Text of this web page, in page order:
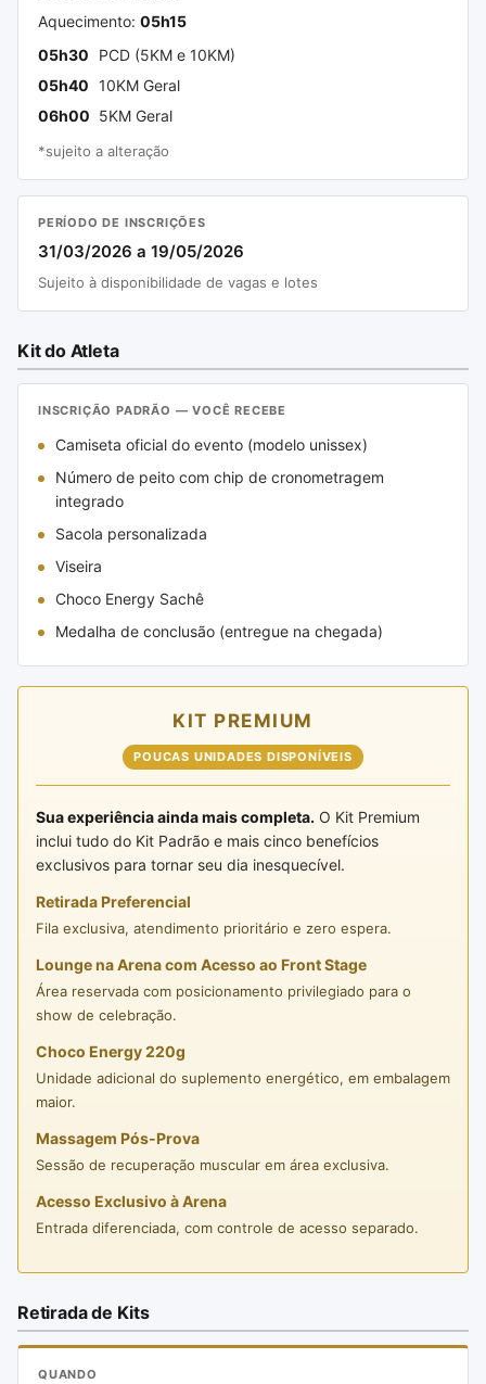
Aquecimento: 05h15
05h30
PCD (5KM e 10KM)
05h40 10KM Geral
06h00 5KM Geral
*sujeito a alteração
PERÍODO DE INSCRIÇÕES
31/03/2026 a 19/05/2026
Sujeito à disponibilidade de vagas e lotes
Kit do Atleta
INSCRIÇÃO PADRÃO — VOCÊ RECEBE
Camiseta oficial do evento (modelo unissex)
Número de peito com chip de cronometragem
integrado
Sacola personalizada
Viseira
Choco Energy Sachê
Medalha de conclusão (entregue na chegada)
KIT PREMIUM
POUCAS UNIDADES DISPONÍVEIS
Sua experiência ainda mais completa. O Kit Premium
inclui tudo do Kit Padrão e mais cinco benefícios
exclusivos para tornar seu dia inesquecível.
Retirada Preferencial
Fila exclusiva, atendimento prioritário e zero espera.
Lounge na Arena com Acesso ao Front Stage
Área reservada com posicionamento privilegiado para o
show de celebração.
Choco Energy 220g
Unidade adicional do suplemento energético, em embalagem
maior.
Massagem Pós-Prova
Sessão de recuperação muscular em área exclusiva.
Acesso Exclusivo à Arena
Entrada diferenciada, com controle de acesso separado.
Retirada de Kits
QUANDO